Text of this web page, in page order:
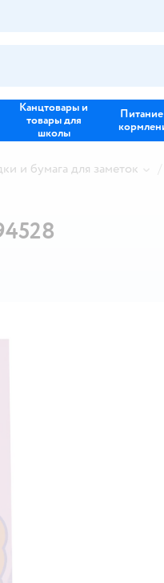
Канцтовары и
товары для
школы
и бумага для заметок